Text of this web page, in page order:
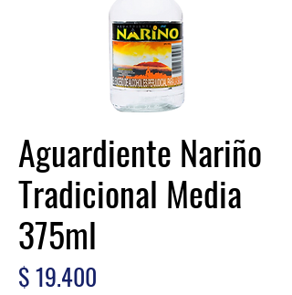
Aguardiente Nariño
Tradicional Media
375ml
$ 19.400